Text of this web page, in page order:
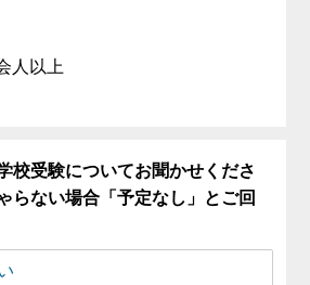
人以上
校受験についてお聞かせくださ
らない場合「予定なし」とご回